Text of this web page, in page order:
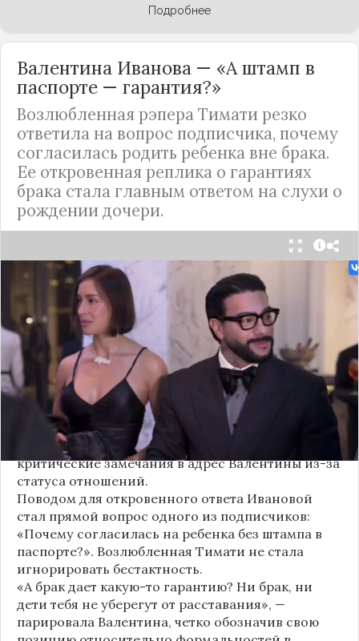
Подробнее
Валентина Иванова — «А штамп в
паспорте — гарантия?»
Возлюбленная рэпера Тимати резко
ответила на вопрос подписчика, почему
согласилась родить ребенка вне брака.
Ее откровенная реплика о гарантиях
брака стала главным ответом на слухи о
рождении дочери.
Валентина Иванова, избранница рэпера Тимати,
публично ответила на бестактный вопрос о
своем решении родить ребенка вне
официального брака. Ее резкая реакция стала
первым косвенным подтверждением слухов о
рождении дочери, ранее распространяемых
изданием «СтарХит».
Хотя сама звездная пара официально не
объявляла о пополнении, поклонники уже
засыпали их поздравлениями. Однако
некоторые комментаторы позволили себе
критические замечания в адрес Валентины из-за
статуса отношений.
Поводом для откровенного ответа Ивановой
стал прямой вопрос одного из подписчиков:
«Почему согласилась на ребенка без штампа в
паспорте?». Возлюбленная Тимати не стала
игнорировать бестактность.
«А брак дает какую-то гарантию? Ни брак, ни
дети тебя не уберегут от расставания», —
парировала Валентина, четко обозначив свою